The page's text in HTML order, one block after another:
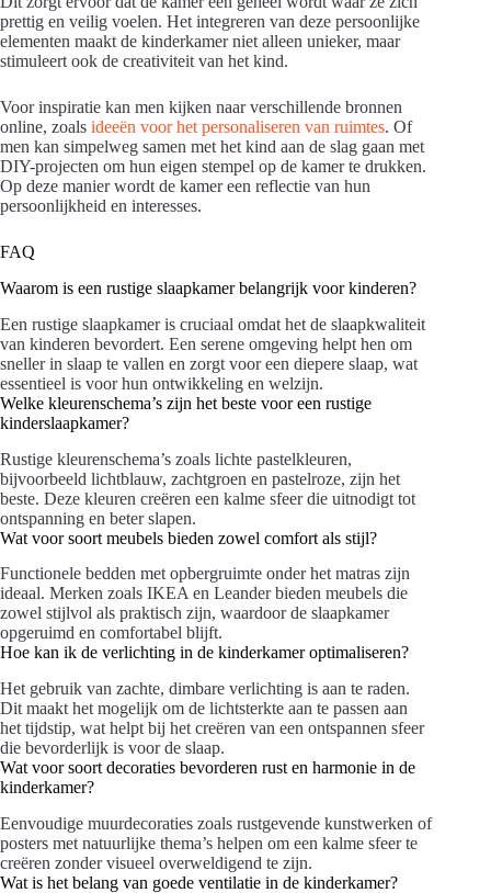
prettig en veilig voelen. Het integreren van deze persoonlijke
elementen maakt de kinderkamer niet alleen unieker, maar
stimuleert ook de creativiteit van het kind.
Voor inspiratie kan men kijken naar verschillende bronnen
online, zoals ideeën voor het personaliseren van ruimtes. Of
men kan simpelweg samen met het kind aan de slag gaan met
DIY-projecten om hun eigen stempel op de kamer te drukken.
Op deze manier wordt de kamer een reflectie van hun
persoonlijkheid en interesses.
FAQ
Waarom is een rustige slaapkamer belangrijk voor kinderen?
Een rustige slaapkamer is cruciaal omdat het de slaapkwaliteit
van kinderen bevordert. Een serene omgeving helpt hen om
sneller in slaap te vallen en zorgt voor een diepere slaap, wat
essentieel is voor hun ontwikkeling en welzijn.
Welke kleurenschema’s zijn het beste voor een rustige
kinderslaapkamer?
Rustige kleurenschema’s zoals lichte pastelkleuren,
bijvoorbeeld lichtblauw, zachtgroen en pastelroze, zijn het
beste. Deze kleuren creëren een kalme sfeer die uitnodigt tot
ontspanning en beter slapen.
Wat voor soort meubels bieden zowel comfort als stijl?
Functionele bedden met opbergruimte onder het matras zijn
ideaal. Merken zoals IKEA en Leander bieden meubels die
zowel stijlvol als praktisch zijn, waardoor de slaapkamer
opgeruimd en comfortabel blijft.
Hoe kan ik de verlichting in de kinderkamer optimaliseren?
Het gebruik van zachte, dimbare verlichting is aan te raden.
Dit maakt het mogelijk om de lichtsterkte aan te passen aan
het tijdstip, wat helpt bij het creëren van een ontspannen sfeer
die bevorderlijk is voor de slaap.
Wat voor soort decoraties bevorderen rust en harmonie in de
kinderkamer?
Eenvoudige muurdecoraties zoals rustgevende kunstwerken of
posters met natuurlijke thema’s helpen om een kalme sfeer te
creëren zonder visueel overweldigend te zijn.
Wat is het belang van goede ventilatie in de kinderkamer?